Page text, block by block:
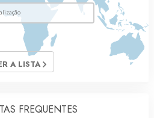
A LISTA
FREQUENTES